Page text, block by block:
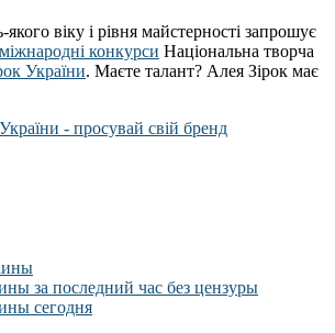
віку і рівня майстерності запрошує
конкурси Національна творча
України. Маєте талант? Алея Зірок має
за последний час без цензуры
сегодня